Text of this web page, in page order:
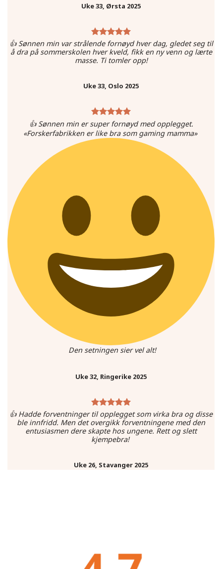
Uke 33, Ørsta 2025
👍 Sønnen min var strålende fornøyd hver dag, gledet seg til
å dra på sommerskolen hver kveld, fikk en ny venn og lærte
masse. Ti tomler opp!
Uke 33, Oslo 2025
👍 Sønnen min er super fornøyd med opplegget.
«Forskerfabrikken er like bra som gaming mamma»
Den setningen sier vel alt!
Uke 32, Ringerike 2025
👍 Hadde forventninger til opplegget som virka bra og disse
ble innfridd. Men det overgikk forventningene med den
entusiasmen dere skapte hos ungene. Rett og slett
kjempebra!
Uke 26, Stavanger 2025